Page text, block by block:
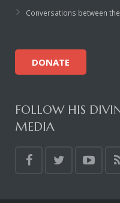
Conversations between
DONATE
FOLLOW HIS
MEDIA